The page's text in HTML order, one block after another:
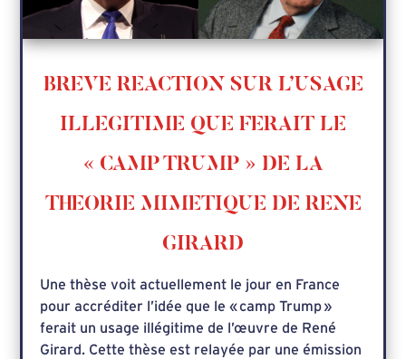
BREVE REACTION SUR L’USAGE
ILLEGITIME QUE FERAIT LE
« CAMP TRUMP » DE LA
THEORIE MIMETIQUE DE RENE
GIRARD
Une thèse voit actuellement le jour en France
pour accréditer l’idée que le « camp Trump »
ferait un usage illégitime de l’œuvre de René
Girard. Cette thèse est relayée par une émission